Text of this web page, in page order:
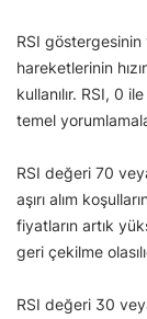
RSI göstergesinin
hareketlerinin
kullanılır. RSI, 0
temel
RSI değeri 70
aşırı alım
fiyatların artık
geri çekilme
RSI değeri 30